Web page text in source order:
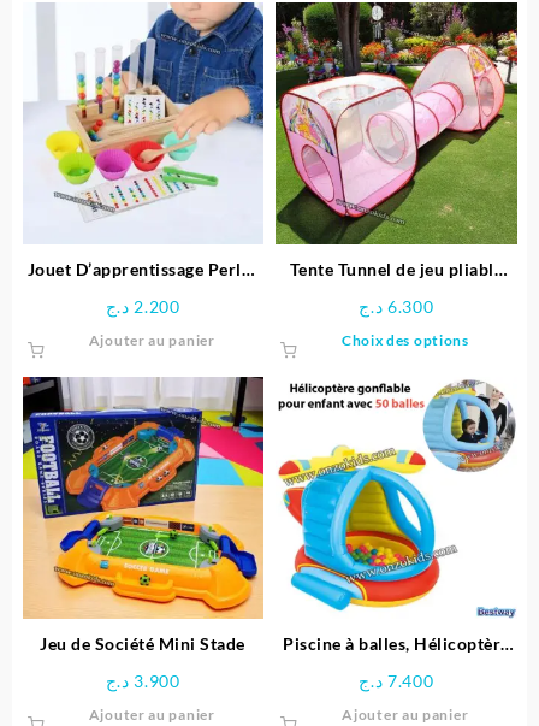
Les
options
être
choisies
sur
la
page
Jouet D’apprentissage Perles
2.200 د.ج
Ajouter au panier
Tente Tunnel de jeu pliable
6.300 د.ج
Choix des options
a
Les
la
page
Jeu de Société Mini Stade
3.900 د.ج
Ajouter au panier
Piscine à balles, Hélicoptère
balles – Bestway
7.400 د.ج
Ajouter au panier